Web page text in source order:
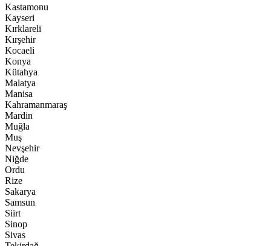
Kastamonu
Kayseri
Kırklareli
Kırşehir
Kocaeli
Konya
Kütahya
Malatya
Manisa
Kahramanmaraş
Mardin
Muğla
Muş
Nevşehir
Niğde
Ordu
Rize
Sakarya
Samsun
Siirt
Sinop
Sivas